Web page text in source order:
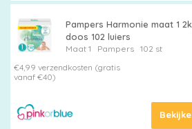
Pampers Harmonie maat 1
doos 102 luiers
Maat 1 Pampers
102 st
€4,99 verzendkosten (gratis
vanaf €40)